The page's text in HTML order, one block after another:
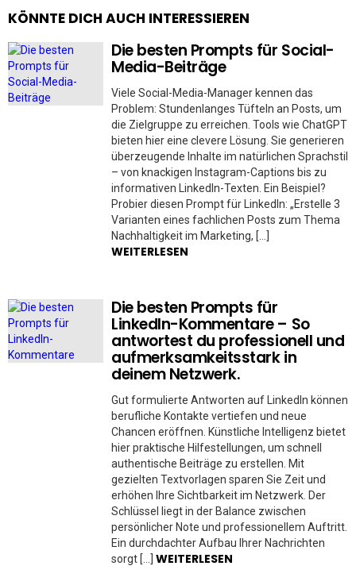
KÖNNTE DICH AUCH INTERESSIEREN
Die besten Prompts für Social-
Media-Beiträge
Viele Social-Media-Manager kennen das
Problem: Stundenlanges Tüfteln an Posts, um
die Zielgruppe zu erreichen. Tools wie ChatGPT
bieten hier eine clevere Lösung. Sie generieren
überzeugende Inhalte im natürlichen Sprachstil
– von knackigen Instagram-Captions bis zu
informativen LinkedIn-Texten. Ein Beispiel?
Probier diesen Prompt für LinkedIn: „Erstelle 3
Varianten eines fachlichen Posts zum Thema
Nachhaltigkeit im Marketing, […]
WEITERLESEN
Die besten Prompts für
LinkedIn-Kommentare – So
antwortest du professionell und
aufmerksamkeitsstark in
deinem Netzwerk.
Gut formulierte Antworten auf LinkedIn können
berufliche Kontakte vertiefen und neue
Chancen eröffnen. Künstliche Intelligenz bietet
hier praktische Hilfestellungen, um schnell
authentische Beiträge zu erstellen. Mit
gezielten Textvorlagen sparen Sie Zeit und
erhöhen Ihre Sichtbarkeit im Netzwerk. Der
Schlüssel liegt in der Balance zwischen
persönlicher Note und professionellem Auftritt.
Ein durchdachter Aufbau Ihrer Nachrichten
sorgt […] WEITERLESEN